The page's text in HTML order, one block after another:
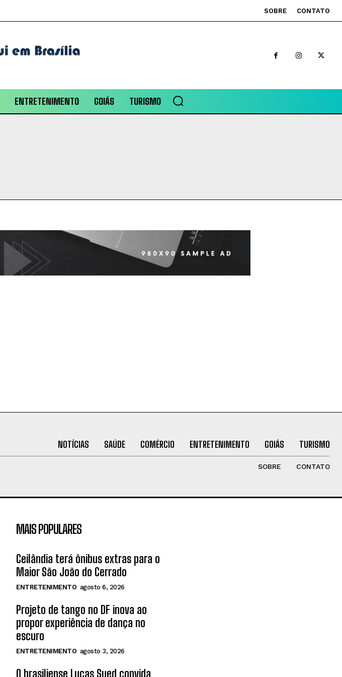
SOBRE CONTATO
ENTRETENIMENTO GOIÁS TURISMO
NOTÍCIAS SAÚDE COMÉRCIO ENTRETENIMENTO GOIÁS TURISMO
SOBRE CONTATO
MAIS POPULARES
Ceilândia terá ônibus extras para o
Maior São João do Cerrado
ENTRETENIMENTO agosto 6, 2026
Projeto de tango no DF inova ao
propor experiência de dança no
escuro
ENTRETENIMENTO agosto 3, 2026
O brasiliense Lucas Sued convida